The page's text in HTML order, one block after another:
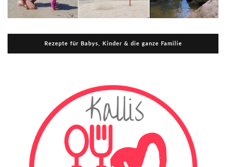
Rezepte für Babys, Kinder & die ganze Familie